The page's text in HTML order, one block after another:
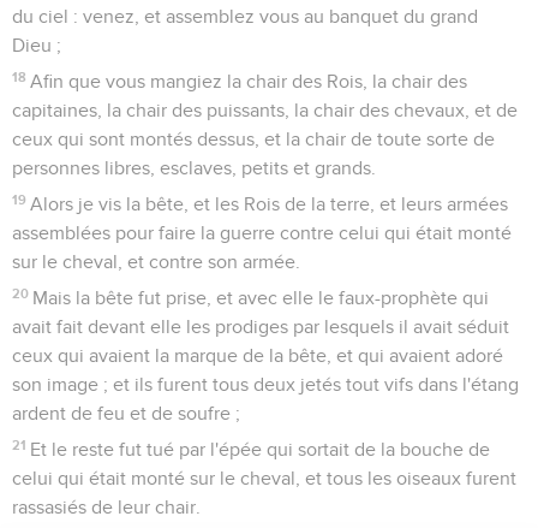
du ciel : venez, et assemblez vous au banquet du grand
Dieu ;
18 Afin que vous mangiez la chair des Rois, la chair des
capitaines, la chair des puissants, la chair des chevaux, et de
ceux qui sont montés dessus, et la chair de toute sorte de
personnes libres, esclaves, petits et grands.
19 Alors je vis la bête, et les Rois de la terre, et leurs armées
assemblées pour faire la guerre contre celui qui était monté
sur le cheval, et contre son armée.
20 Mais la bête fut prise, et avec elle le faux-prophète qui
avait fait devant elle les prodiges par lesquels il avait séduit
ceux qui avaient la marque de la bête, et qui avaient adoré
son image ; et ils furent tous deux jetés tout vifs dans l'étang
ardent de feu et de soufre ;
21 Et le reste fut tué par l'épée qui sortait de la bouche de
celui qui était monté sur le cheval, et tous les oiseaux furent
rassasiés de leur chair.